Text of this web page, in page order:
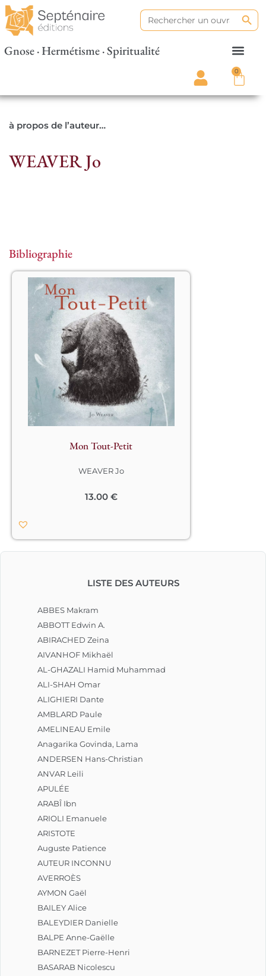
Search
for:
Gnose · Hermétisme · Spiritualité
0
à propos de l’auteur…
WEAVER Jo
Bibliographie
									Avec
le printemps et ses premiers
bourgeons, une nouvelle vie
commence pour maman Ours et son
ourson. L’heure est venue d’initier
Tout-Petit au monde nouveau qui se
dévoile au fil des saisons…
Mon Tout-Petit
WEAVER Jo
13.00 €
LISTE DES AUTEURS
ABBES Makram
ABBOTT Edwin A.
ABIRACHED Zeina
AIVANHOF Mikhaël
AL-GHAZALI Hamid Muhammad
ALI-SHAH Omar
ALIGHIERI Dante
AMBLARD Paule
AMELINEAU Emile
Anagarika Govinda, Lama
ANDERSEN Hans-Christian
ANVAR Leili
APULÉE
ARABÎ Ibn
ARIOLI Emanuele
ARISTOTE
Auguste Patience
AUTEUR INCONNU
AVERROÈS
AYMON Gaël
BAILEY Alice
BALEYDIER Danielle
BALPE Anne-Gaëlle
BARNEZET Pierre-Henri
BASARAB Nicolescu